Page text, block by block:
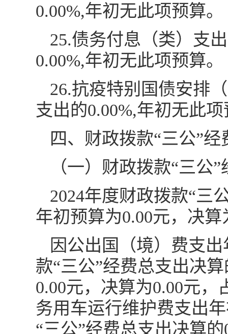
0.00%,年初无此项预算。
25.债务付息（类）支
0.00%,年初无此项预算。
26.抗疫特别国债安排
支出的0.00%,年初无此
四、财政拨款“三公”
（一）财政拨款“三公
2024年度财政拨款“三
年初预算为0.00元，决
因公出国（境）费支
款“三公”经费总支出决
0.00元，决算为0.00元，
务用车运行维护费支出
“三公”经费总支出决算